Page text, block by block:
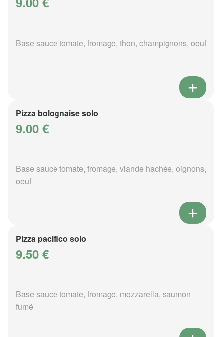
Base sauce tomate, fromage, thon, champignons, oeuf
Pizza bolognaise solo
9.00 €
Base sauce tomate, fromage, viande hachée, oignons,
oeuf
Pizza pacifico solo
9.50 €
Base sauce tomate, fromage, mozzarella, saumon
fumé